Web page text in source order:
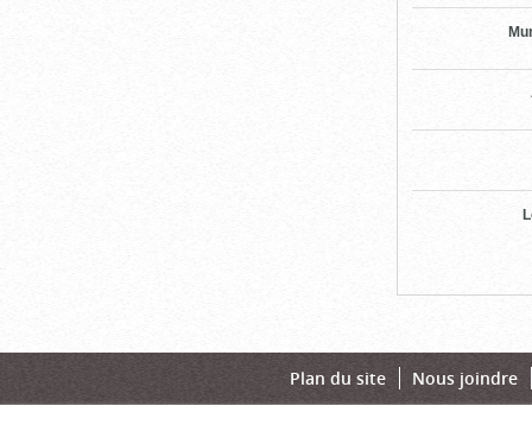
Plan du site Nous joindre